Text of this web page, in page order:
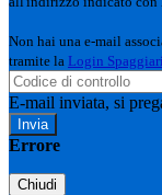
Non hai una e-mail
tramite la Login Spaggiari
E-mail inviata, si
Errore
Chiudi